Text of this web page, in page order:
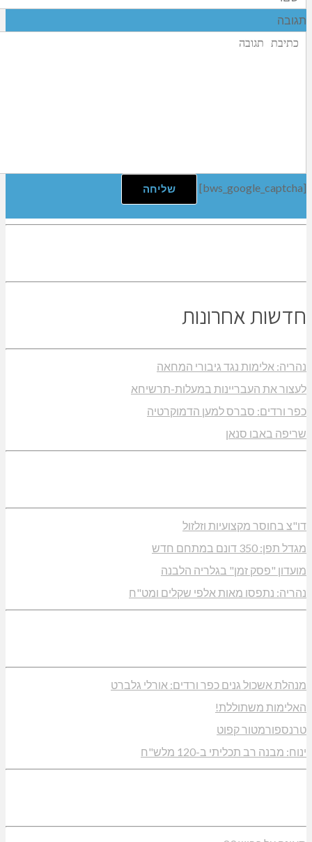
משתמש אנונימי (לא מזוהה) Reply12/02/2025 בשעה
14:53
מור Reply13/02/2025 בשעה 11:28
המועצה
תגובה